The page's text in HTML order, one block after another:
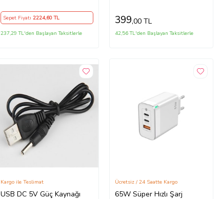
Sepet Fiyatı2224,60 TL
237,29 TL'den Başlayan Taksitlerle
399,00 TL
42,56 TL'den Başlayan Taksitlerle
USB DC 5V Güç Kaynağı
Kargo ile Teslimat
65W Süper Hızlı Şarj
Ücretsiz / 24 Saatte Kargo